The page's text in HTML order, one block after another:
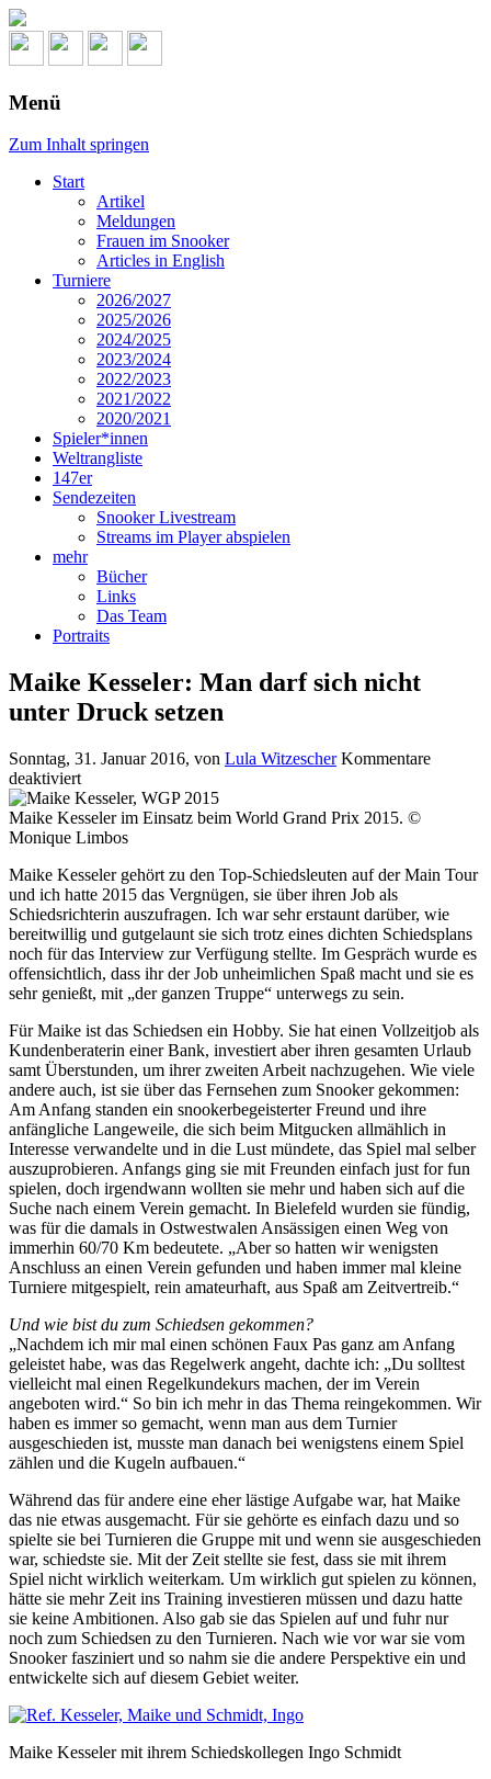
Menü
Zum Inhalt springen
Start
Artikel
Meldungen
Frauen im Snooker
Articles in English
Turniere
2026/2027
2025/2026
2024/2025
2023/2024
2022/2023
2021/2022
2020/2021
Spieler*innen
Weltrangliste
147er
Sendezeiten
Snooker Livestream
Streams im Player abspielen
mehr
Bücher
Links
Das Team
Portraits
Maike Kesseler: Man darf sich nicht
unter Druck setzen
Sonntag, 31. Januar 2016, von Lula Witzescher Kommentare
deaktiviertfür
Maike
Kesseler:
Man
sich
nicht
unter
Druck
setzen
Maike Kesseler im Einsatz beim World Grand Prix 2015. ©
Monique Limbos
Maike Kesseler gehört zu den Top-Schiedsleuten auf der Main Tour
und ich hatte 2015 das Vergnügen, sie über ihren Job als
Schiedsrichterin auszufragen. Ich war sehr erstaunt darüber, wie
bereitwillig und gutgelaunt sie sich trotz eines dichten Schiedsplans
noch für das Interview zur Verfügung stellte. Im Gespräch wurde es
offensichtlich, dass ihr der Job unheimlichen Spaß macht und sie es
sehr genießt, mit „der ganzen Truppe“ unterwegs zu sein.
Für Maike ist das Schiedsen ein Hobby. Sie hat einen Vollzeitjob als
Kundenberaterin einer Bank, investiert aber ihren gesamten Urlaub
samt Überstunden, um ihrer zweiten Arbeit nachzugehen. Wie viele
andere auch, ist sie über das Fernsehen zum Snooker gekommen:
Am Anfang standen ein snookerbegeisterter Freund und ihre
anfängliche Langeweile, die sich beim Mitgucken allmählich in
Interesse verwandelte und in die Lust mündete, das Spiel mal selber
auszuprobieren. Anfangs ging sie mit Freunden einfach just for fun
spielen, doch irgendwann wollten sie mehr und haben sich auf die
Suche nach einem Verein gemacht. In Bielefeld wurden sie fündig,
was für die damals in Ostwestwalen Ansässigen einen Weg von
immerhin 60/70 Km bedeutete. „Aber so hatten wir wenigsten
Anschluss an einen Verein gefunden und haben immer mal kleine
Turniere mitgespielt, rein amateurhaft, aus Spaß am Zeitvertreib.“
Und wie bist du zum Schiedsen gekommen?
„Nachdem ich mir mal einen schönen Faux Pas ganz am Anfang
geleistet habe, was das Regelwerk angeht, dachte ich: „Du solltest
vielleicht mal einen Regelkundekurs machen, der im Verein
angeboten wird.“ So bin ich mehr in das Thema reingekommen. Wir
haben es immer so gemacht, wenn man aus dem Turnier
ausgeschieden ist, musste man danach bei wenigstens einem Spiel
zählen und die Kugeln aufbauen.“
Während das für andere eine eher lästige Aufgabe war, hat Maike
das nie etwas ausgemacht. Für sie gehörte es einfach dazu und so
spielte sie bei Turnieren die Gruppe mit und wenn sie ausgeschieden
war, schiedste sie. Mit der Zeit stellte sie fest, dass sie mit ihrem
Spiel nicht wirklich weiterkam. Um wirklich gut spielen zu können,
hätte sie mehr Zeit ins Training investieren müssen und dazu hatte
sie keine Ambitionen. Also gab sie das Spielen auf und fuhr nur
noch zum Schiedsen zu den Turnieren. Nach wie vor war sie vom
Snooker fasziniert und so nahm sie die andere Perspektive ein und
entwickelte sich auf diesem Gebiet weiter.
Maike Kesseler mit ihrem Schiedskollegen Ingo Schmidt